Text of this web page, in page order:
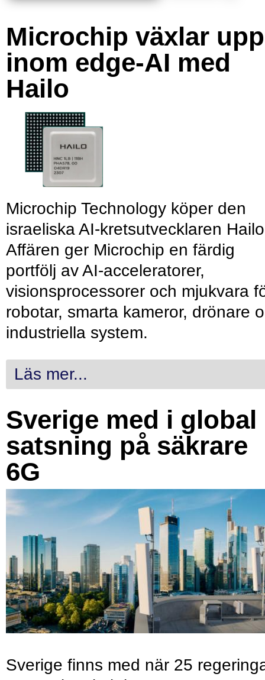
Microchip växlar upp
inom edge-AI med
Hailo
Microchip Technology köper den
israeliska AI-kretsutvecklaren
Affären ger Microchip en färdig
portfölj av AI-acceleratorer,
visionsprocessorer och mjukvara
robotar, smarta kameror, drönare
industriella system.
Läs mer...
Sverige med i global
satsning på säkrare
6G
Sverige finns med när 25